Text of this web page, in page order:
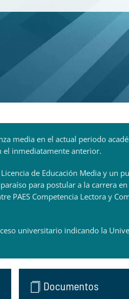
media en el actual periodo
el inmediatamente anterior.
de Educación Media y un
para postular a la carrera
Competencia Lectora y
universitario indicando la
Documentos